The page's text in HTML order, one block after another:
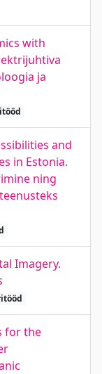
with
ja
and
in Estonia.
ning
Imagery.
for the